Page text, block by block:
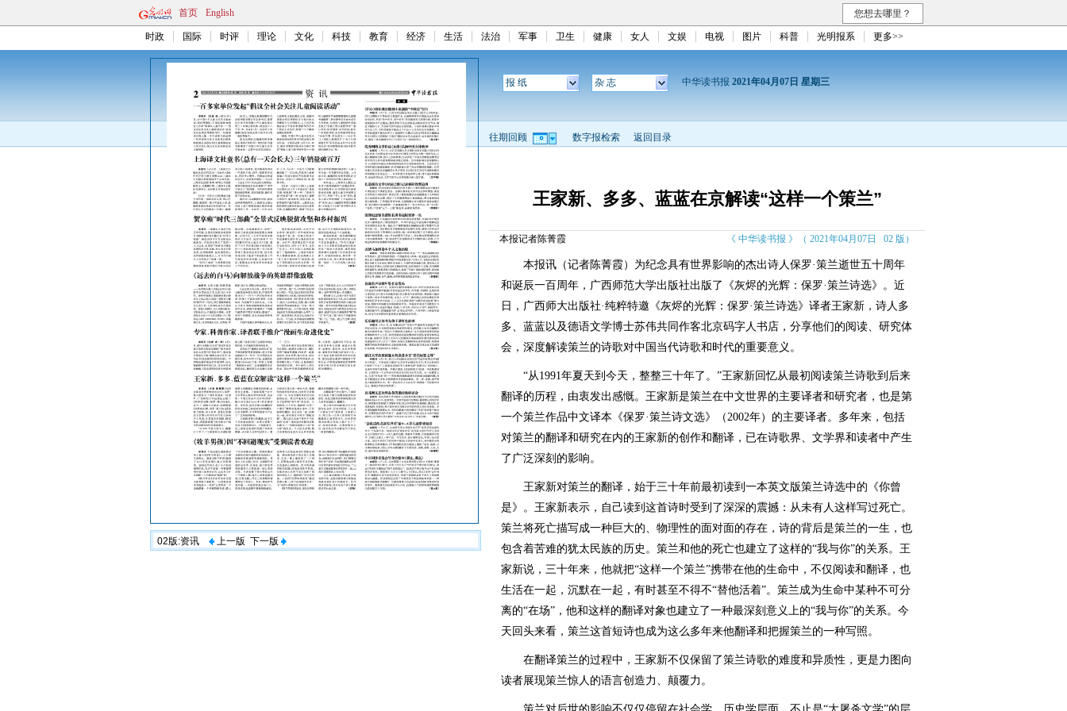
首页 English 您想去哪里？
时政 国际 时评 理论 文化 科技 教育 经济 生活 法治 军事 卫生 健康 女人 文娱 电视 图片 科普 光明报系 更多>>
02版:资讯 上一版 下一版
报 纸 杂 志 中华读书报 2021年04月07日 星期三
往期回顾 数字报检索 返回目录
王家新、多多、蓝蓝在京解读“这样一个策兰”
本报记者陈菁霞 《 中华读书报 》（ 2021年04月07日 02 版）
本报讯（记者陈菁霞）为纪念具有世界影响的杰出诗人保罗·策兰逝世五十周年
和诞辰一百周年，广西师范大学出版社出版了《灰烬的光辉：保罗·策兰诗选》。近
日，广西师大出版社·纯粹特邀《灰烬的光辉：保罗·策兰诗选》译者王家新，诗人多
多、蓝蓝以及德语文学博士苏伟共同作客北京码字人书店，分享他们的阅读、研究体
会，深度解读策兰的诗歌对中国当代诗歌和时代的重要意义。
“从1991年夏天到今天，整整三十年了。”王家新回忆从最初阅读策兰诗歌到后来
翻译的历程，由衷发出感慨。王家新是策兰在中文世界的主要译者和研究者，也是第
一个策兰作品中文译本《保罗·策兰诗文选》（2002年）的主要译者。多年来，包括
对策兰的翻译和研究在内的王家新的创作和翻译，已在诗歌界、文学界和读者中产生
了广泛深刻的影响。
王家新对策兰的翻译，始于三十年前最初读到一本英文版策兰诗选中的《你曾
是》。王家新表示，自己读到这首诗时受到了深深的震撼：从未有人这样写过死亡。
策兰将死亡描写成一种巨大的、物理性的面对面的存在，诗的背后是策兰的一生，也
包含着苦难的犹太民族的历史。策兰和他的死亡也建立了这样的“我与你”的关系。王
家新说，三十年来，他就把“这样一个策兰”携带在他的生命中，不仅阅读和翻译，也
生活在一起，沉默在一起，有时甚至不得不“替他活着”。策兰成为生命中某种不可分
离的“在场”，他和这样的翻译对象也建立了一种最深刻意义上的“我与你”的关系。今
天回头来看，策兰这首短诗也成为这么多年来他翻译和把握策兰的一种写照。
在翻译策兰的过程中，王家新不仅保留了策兰诗歌的难度和异质性，更是力图向
读者展现策兰惊人的语言创造力、颠覆力。